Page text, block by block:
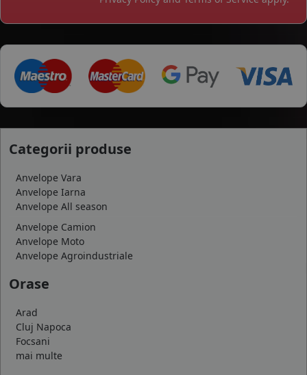
Categorii produse
Anvelope Vara
Anvelope Iarna
Anvelope All season
Anvelope Camion
Anvelope Moto
Anvelope Agroindustriale
Orase
Arad
Cluj Napoca
Focsani
mai multe